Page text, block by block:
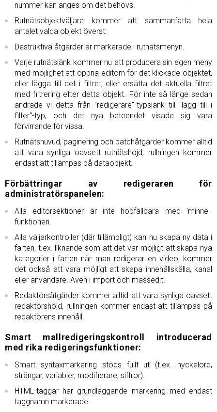
nummer kan anges om det behövs.
Rutnätsobjektväljare kommer att sammanfatta hela
antalet valda objekt överst.
Destruktiva åtgärder är markerade i rutnätsmenyn.
Varje rutnätslänk kommer nu att producera sin egen meny
med möjlighet att öppna editorn för det klickade objektet,
eller lägga till det i filtret, eller ersätta det aktuella filtret
med filtrering efter detta objekt. För inte så länge sedan
ändrade vi detta från "redigerare"-typslänk till "lägg till i
filter"-typ, och det nya beteendet visade sig vara
förvirrande för vissa.
Rutnätshuvud, paginering och batchåtgärder kommer alltid
att vara synliga oavsett rutnätshöjd, rullningen kommer
endast att tillämpas på dataobjekt.
Förbättringar av redigeraren för
administratörspanelen:
Alla editorsektioner är inte hopfällbara med 'minne'-
funktionen.
Alla väljarkontroller (där tillämpligt) kan nu skapa ny data i
farten, t.ex. liknande som att det var möjligt att skapa nya
kategorier i farten när man redigerar en video, kommer
det också att vara möjligt att skapa innehållskälla, kanal
eller användare. Även i import och massedit.
Redaktörsåtgärder kommer alltid att vara synliga oavsett
redaktörshöjd, rullningen kommer endast att tillämpas på
redaktörens innehåll.
Smart mallredigeringskontroll introducerad
med rika redigeringsfunktioner:
Smart syntaxmarkering stöds fullt ut (t.ex. nyckelord,
strängar, variabler, modifierare, siffror).
HTML-taggar har grundläggande markering med endast
taggnamn markerade.